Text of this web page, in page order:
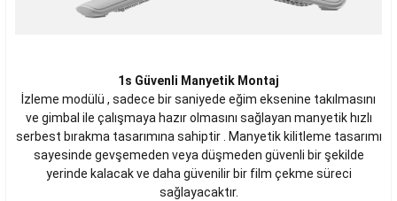
1s Güvenli Manyetik Montaj
İzleme modülü , sadece bir saniyede eğim eksenine takılmasını
ve gimbal ile çalışmaya hazır olmasını sağlayan manyetik hızlı
serbest bırakma tasarımına sahiptir . Manyetik kilitleme tasarımı
sayesinde gevşemeden veya düşmeden güvenli bir şekilde
yerinde kalacak ve daha güvenilir bir film çekme süreci
sağlayacaktır.